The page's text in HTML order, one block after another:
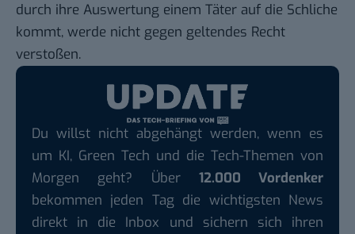
durch ihre Auswertung einem Täter auf die Schliche
kommt, werde nicht gegen geltendes Recht
verstoßen.
Du willst nicht abgehängt werden, wenn es
um KI, Green Tech und die Tech-Themen von
Morgen geht? Über 12.000 Vordenker
bekommen jeden Tag die wichtigsten News
direkt in die Inbox und sichern sich ihren